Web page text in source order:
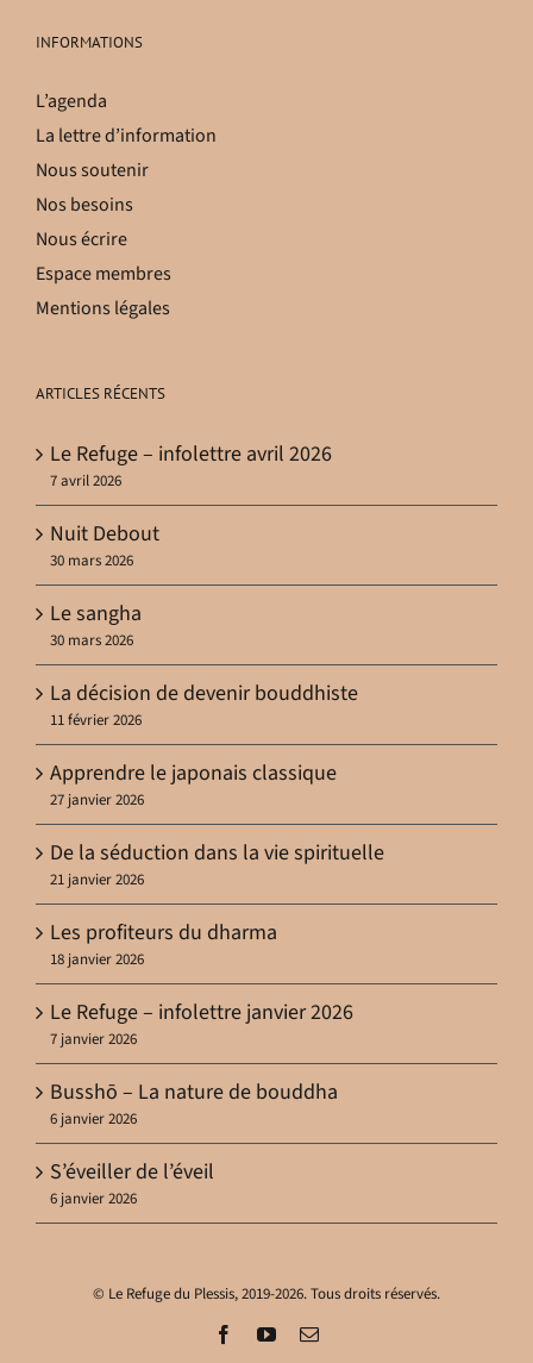
INFORMATIONS
L’agenda
La lettre d’information
Nous soutenir
Nos besoins
Nous écrire
Espace membres
Mentions légales
ARTICLES RÉCENTS
Le Refuge – infolettre avril 2026
7 avril 2026
Nuit Debout
30 mars 2026
Le sangha
30 mars 2026
La décision de devenir bouddhiste
11 février 2026
Apprendre le japonais classique
27 janvier 2026
De la séduction dans la vie spirituelle
21 janvier 2026
Les profiteurs du dharma
18 janvier 2026
Le Refuge – infolettre janvier 2026
7 janvier 2026
Busshō – La nature de bouddha
6 janvier 2026
S’éveiller de l’éveil
6 janvier 2026
© Le Refuge du Plessis, 2019-2026. Tous droits réservés.
FacebookYouTubeEmail